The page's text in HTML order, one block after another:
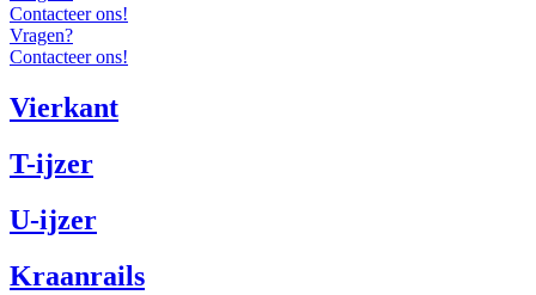
Contacteer ons!
Vragen?
Contacteer ons!
Vierkant
T-ijzer
U-ijzer
Kraanrails